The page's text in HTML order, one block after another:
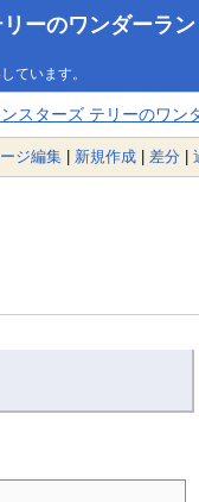
ーのワンダーラン
ています。
スターズ テリーのワン
ジ編集 | 新規作成 | 差分 |